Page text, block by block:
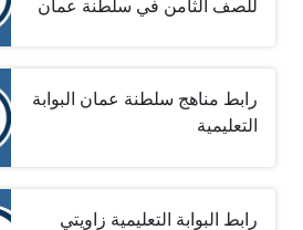
للصف الثامن في سلطنة عمان
رابط مناهج سلطنة عمان البوابة
التعليمية
رابط البوابة التعليمية زاويتي